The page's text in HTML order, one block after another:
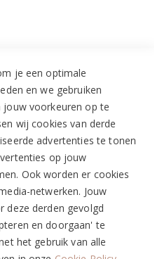
3 GH
311
00 419 (nieuw nummer)
- 17.00u
je een optimale
en we gebruiken
voorkeuren op te
wij cookies van derde
advertenties te tonen
op jouw
Ook worden er cookies
netwerken. Jouw
deze derden gevolgd
en doorgaan' te
het gebruik van alle